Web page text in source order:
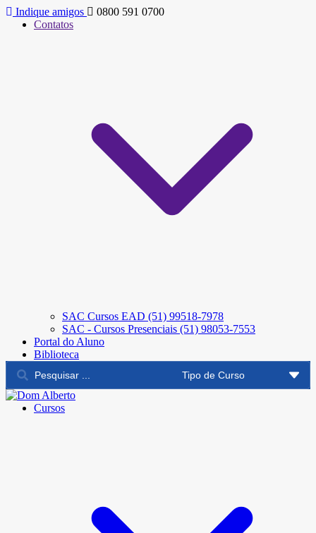
Indique amigos
0800 591 0700
Contatos
SAC Cursos EAD (51) 99518-7978
SAC - Cursos Presenciais (51) 98053-7553
Portal do Aluno
Biblioteca
Cursos